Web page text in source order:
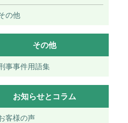
の他
その他
事事件用語集
お知らせとコラム
客様の声